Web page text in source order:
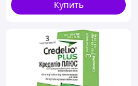
доверяют
с проверенной
Купить